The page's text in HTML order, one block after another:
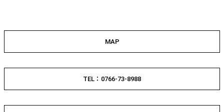
MAP
TEL：0766-73-8988